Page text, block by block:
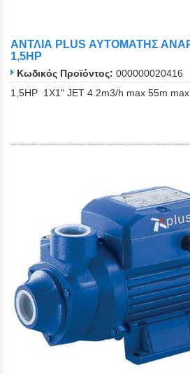
ΑΝΤΛΙΑ PLUS ΑΥΤΟΜΑΤΗΣ
1,5ΗΡ
Κωδικός Προϊόντος: 000000020416
1,5ΗΡ 1Χ1" JET 4.2m3/h max 55m max